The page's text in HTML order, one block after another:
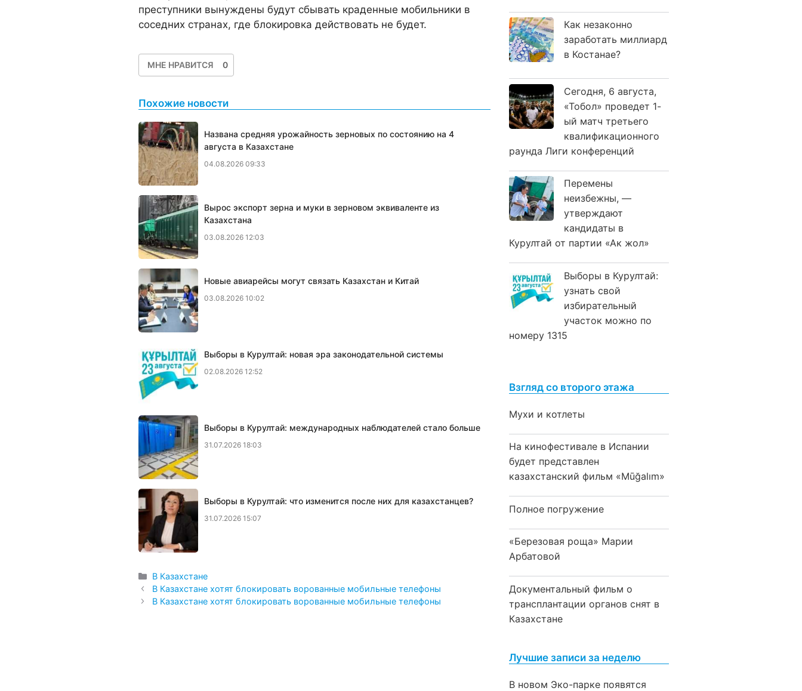
преступники вынуждены будут сбывать краденные мобильники в
соседних странах, где блокировка действовать не будет.
МНЕ НРАВИТСЯ 0
Похожие новости
Названа средняя урожайность зерновых по состоянию на 4
августа в Казахстане
04.08.2026 09:33
Вырос экспорт зерна и муки в зерновом эквиваленте из
Казахстана
03.08.2026 12:03
Новые авиарейсы могут связать Казахстан и Китай
03.08.2026 10:02
Выборы в Курултай: новая эра законодательной системы
02.08.2026 12:52
Выборы в Курултай: международных наблюдателей стало больше
31.07.2026 18:03
Выборы в Курултай: что изменится после них для казахстанцев?
31.07.2026 15:07
Рубрики
В Казахстане
В Казахстане хотят блокировать ворованные мобильные телефоны
В Казахстане хотят блокировать ворованные мобильные телефоны
Как незаконно
заработать миллиард
в Костанае?
Сегодня, 6 августа,
«Тобол» проведет 1-
ый матч третьего
квалификационного
раунда Лиги конференций
Перемены
неизбежны, —
утверждают
кандидаты в
Курултай от партии «Ак жол»
Выборы в Курултай:
узнать свой
избирательный
участок можно по
номеру 1315
Взгляд со второго этажа
Мухи и котлеты
На кинофестивале в Испании
будет представлен
казахстанский фильм «Mūğalım»
Полное погружение
«Березовая роща» Марии
Арбатовой
Документальный фильм о
трансплантации органов снят в
Казахстане
Лучшие записи за неделю
В новом Эко-парке появятся